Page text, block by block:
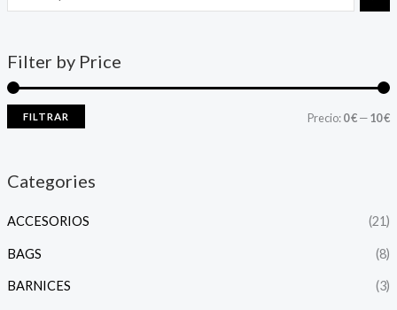
Filter by Price
FILTRAR Precio:0 €—10 €
Categories
ACCESORIOS (21)
BAGS (8)
BARNICES (3)